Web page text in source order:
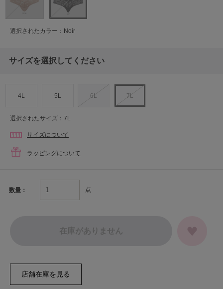
選択されたカラー：Noir
サイズを選択してください
4L 5L 6L 7L
選択されたサイズ：7L
サイズについて
ラッピングについて
数量： 点
在庫がありません